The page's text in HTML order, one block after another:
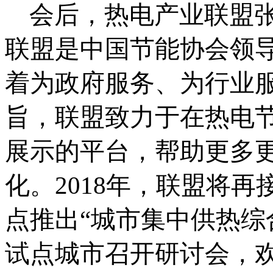
会后，热电产业联盟
联盟是中国节能协会领
着为政府服务、为行业
旨，联盟致力于在热电
展示的平台，帮助更多
化。2018年，联盟将再
点推出“城市集中供热
试点城市召开研讨会，